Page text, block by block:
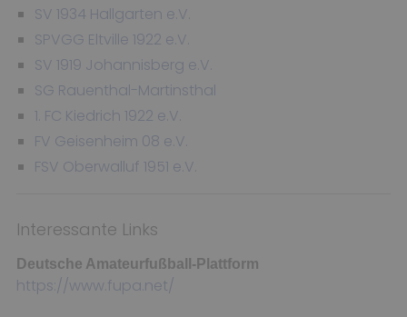
SV 1934 Hallgarten e.V.
SPVGG Eltville 1922 e.V.
SV 1919 Johannisberg e.V.
SG Rauenthal-Martinsthal
1. FC Kiedrich 1922 e.V.
FV Geisenheim 08 e.V.
FSV Oberwalluf 1951 e.V.
Interessante Links
Deutsche Amateurfußball-Plattform
https://www.fupa.net/